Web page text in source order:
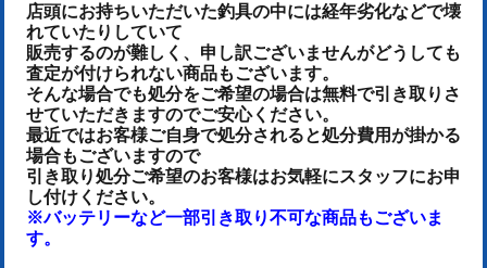
店頭にお持ちいただいた釣具の中には経年劣化などで壊
れていたりしていて
販売するのが難しく、申し訳ございませんがどうしても
査定が付けられない商品もございます。
そんな場合でも処分をご希望の場合は無料で引き取りさ
せていただきますのでご安心ください。
最近ではお客様ご自身で処分されると処分費用が掛かる
場合もございますので
引き取り処分ご希望のお客様はお気軽にスタッフにお申
し付けください。
※バッテリーなど一部引き取り不可な商品もございま
す。